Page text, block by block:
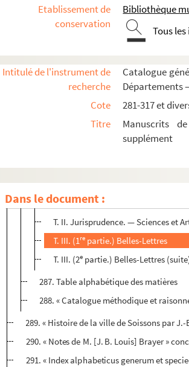
Etablissement de
conservation
Bibliothèque
Tous
Intitulé de l'instrument de
recherche
Catalogue
Départements
Cote
281-317 et
Titre
Manuscrits
supplément
Dans le document :
281-288. Catalogue méthodique des
281. Catalogue méthodique. — 10
283-286. Catalogue. 1842
T. I. Histoire
T. II. Jurisprudence. — Sciences et
T. III. (1re partie.) Belles-Lettres
T. III. (2e partie.) Belles-Lettres
287. Table alphabétique des matières
288. « Catalogue méthodique et
289. « Histoire de la ville de Soissons par
290. « Notes de M. [J. B. Louis] Brayer »
291. « Index alphabeticus generum et